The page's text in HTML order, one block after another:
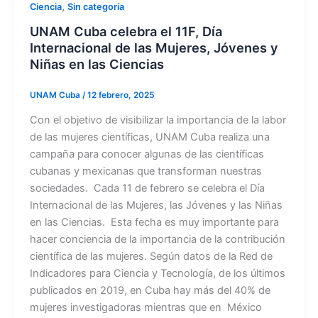
Ciencia, Sin categoría
UNAM Cuba celebra el 11F, Día
Internacional de las Mujeres, Jóvenes y
Niñas en las Ciencias
UNAM Cuba /12 febrero, 2025
Con el objetivo de visibilizar la importancia de la labor
de las mujeres científicas, UNAM Cuba realiza una
campaña para conocer algunas de las científicas
cubanas y mexicanas que transforman nuestras
sociedades. Cada 11 de febrero se celebra el Día
Internacional de las Mujeres, las Jóvenes y las Niñas
en las Ciencias. Esta fecha es muy importante para
hacer conciencia de la importancia de la contribución
científica de las mujeres. Según datos de la Red de
Indicadores para Ciencia y Tecnología, de los últimos
publicados en 2019, en Cuba hay más del 40% de
mujeres investigadoras mientras que en México